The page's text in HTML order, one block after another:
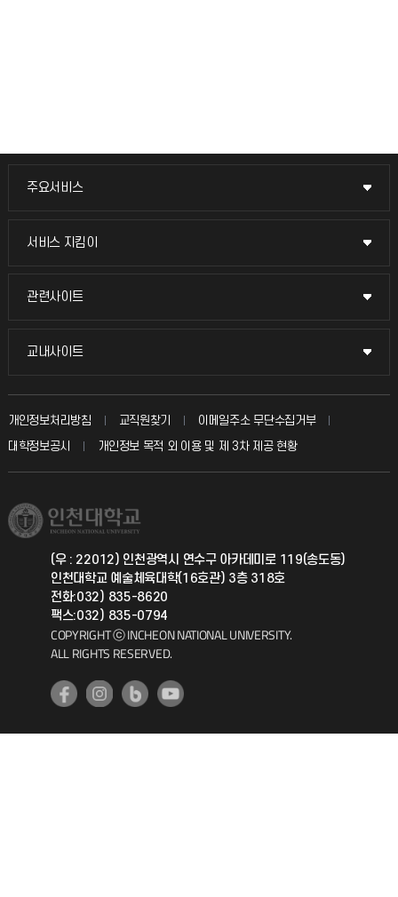
주요서비스
주요서비스
교무회의방송
입학안내
취업정보(학생)
서비스 지킴이
서비스 지킴이
묻고 답하기
칭찬마당
학생서비스 지킴이
관련사이트
관련사이트
국방헬프콜
총동문회
교내사이트
교내사이트
교수회
교육혁신본부
국제지원과
공자아카데미
기초교육원
개인정보처리방침 교직원찾기
이메일주소 무단수집거부
대학정보공시
개인정보 목적 외 이용 및 제 3차 제공 현황
(우 : 22012) 인천광역시 연수구 아카데미로 119(송도동)
인천대학교 예술체육대학(16호관) 3층 318호
전화:032) 835-8620
팩스:032) 835-0794
COPYRIGHT ⓒ INCHEON NATIONAL UNIVERSITY.
ALL RIGHTS RESERVED.